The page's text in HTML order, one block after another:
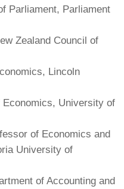
Parliament, Parliament
Zealand Council of
Lincoln
University of
of Economics and
University of
of Accounting and